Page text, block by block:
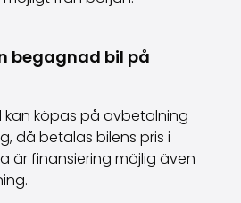
begagnad bil på
kan köpas på avbetalning
, då betalas bilens pris i
är finansiering möjlig även